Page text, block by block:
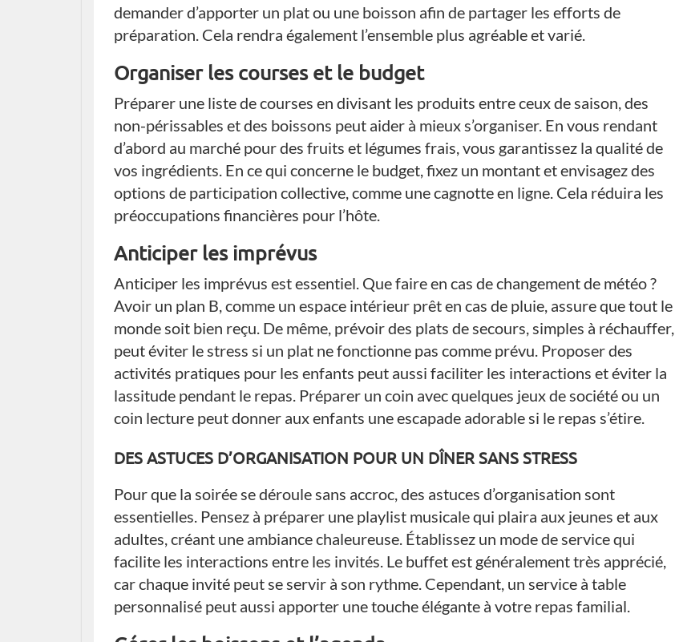
demander d’apporter un plat ou une boisson afin de partager les efforts de
préparation. Cela rendra également l’ensemble plus agréable et varié.
Organiser les courses et le budget
Préparer une liste de courses en divisant les produits entre ceux de saison, des
non-périssables et des boissons peut aider à mieux s’organiser. En vous rendant
d’abord au marché pour des fruits et légumes frais, vous garantissez la qualité de
vos ingrédients. En ce qui concerne le budget, fixez un montant et envisagez des
options de participation collective, comme une cagnotte en ligne. Cela réduira les
préoccupations financières pour l’hôte.
Anticiper les imprévus
Anticiper les imprévus est essentiel. Que faire en cas de changement de météo ?
Avoir un plan B, comme un espace intérieur prêt en cas de pluie, assure que tout le
monde soit bien reçu. De même, prévoir des plats de secours, simples à réchauffer,
peut éviter le stress si un plat ne fonctionne pas comme prévu. Proposer des
activités pratiques pour les enfants peut aussi faciliter les interactions et éviter la
lassitude pendant le repas. Préparer un coin avec quelques jeux de société ou un
coin lecture peut donner aux enfants une escapade adorable si le repas s’étire.
DES ASTUCES D’ORGANISATION POUR UN DÎNER SANS STRESS
Pour que la soirée se déroule sans accroc, des astuces d’organisation sont
essentielles. Pensez à préparer une playlist musicale qui plaira aux jeunes et aux
adultes, créant une ambiance chaleureuse. Établissez un mode de service qui
facilite les interactions entre les invités. Le buffet est généralement très apprécié,
car chaque invité peut se servir à son rythme. Cependant, un service à table
personnalisé peut aussi apporter une touche élégante à votre repas familial.